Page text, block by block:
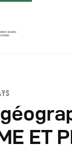
Ministres
De
ET